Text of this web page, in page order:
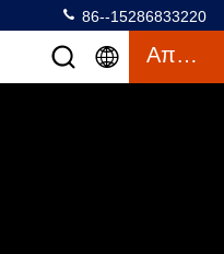
86--15286833220
Απόσπασμα